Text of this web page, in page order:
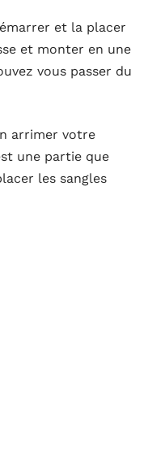
et la placer
et monter en une
vous passer du
arrimer votre
une partie que
les sangles